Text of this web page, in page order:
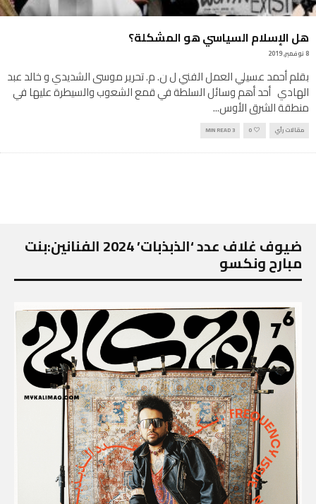
هل الإسلام السياسي هو المشكلة؟
8 نوفمبر, 2019
بقلم أحمد عسيلي العمل الفني ل ن. م. تحرير موسى الشديدي و خالد عبد
الهادي أحد أهم وسائل السلطة في قمع الشعوب والسيطرة عليها في
منطقة الشرق الأوس...
مقالات رأي 0
3 MIN READ
ضيوف غلاف عدد ‘الذبذبات’ 2024 الفنانين:بنت
مبارح ونكسو